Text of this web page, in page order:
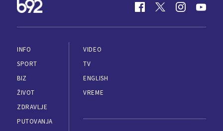
INFO
SPORT
BIZ
ŽIVOT
ZDRAVLJE
PUTOVANJA
VIDEO
TV
ENGLISH
VREME